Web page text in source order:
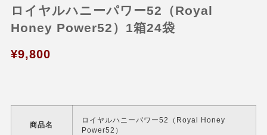
ロイヤルハニーパワー52（Royal
Honey Power52）1箱24袋
¥9,800
商品名
ロイヤルハニーパワー52（Royal Honey
Power52）